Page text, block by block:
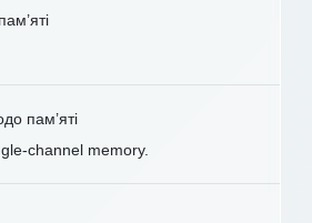
пам’яті
channel memory.